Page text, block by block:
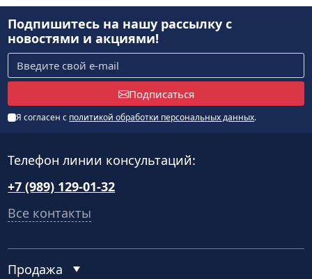
Подпишитесь на нашу рассылкус
новостями и акциями!
Подписаться
Я согласен с политикой обработки персональных данных.
Телефон линии консультаций:
+7 (989) 129-01-32
Все контакты
Продажа